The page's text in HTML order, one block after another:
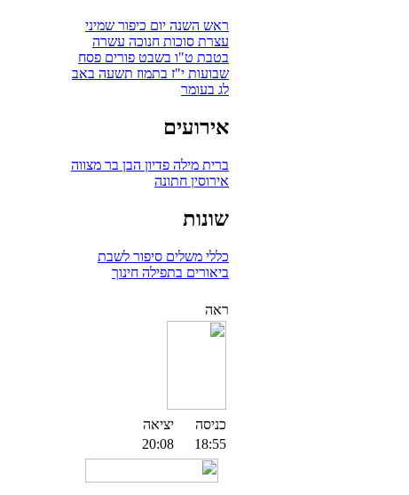
ראש השנה יום כיפור שמיני
עצרת סוכות חנוכה עשרה
בטבת ט"ו בשבט פורים פסח
שבועות י"ז בתמוז תשעה באב
לג בעומר
אירועים
ברית מילה פדיון הבן בר מצווה
אירוסין חתונה
שונות
כללי משלים סיפור לשבת
ביאורים בתפילה חינוך
ראה
כניסה
יציאה
18:55
20:08